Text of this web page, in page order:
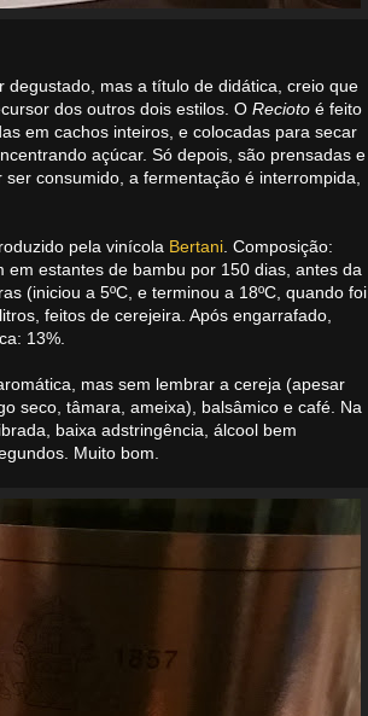
mas a título de didática, creio que
dos outros dois estilos. O Recioto é feito
em cachos inteiros, e colocadas para secar
açúcar. Só depois, são prensadas e
consumido, a fermentação é interrompida,
pela vinícola Bertani . Composição:
em estantes de bambu por 150 dias, antes da
(iniciou a 5ºC, e terminou a 18ºC, quando foi
feitos de cerejeira. Após engarrafado,
13%.
mas sem lembrar a cereja (apesar
seco, tâmara, ameixa), balsâmico e café. Na
baixa adstringência, álcool bem
Muito bom.